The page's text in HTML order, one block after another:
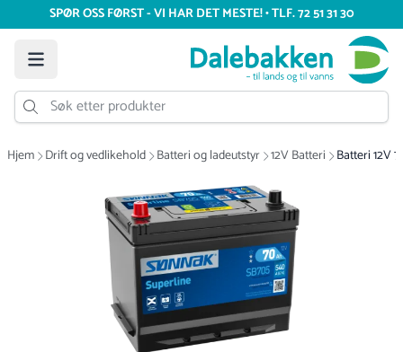
SPØR OSS FØRST - VI HAR DET MESTE! • TLF. 72 51 31 30
Hjem Drift og vedlikehold Batteri og ladeutstyr 12V Batteri Batteri 12V